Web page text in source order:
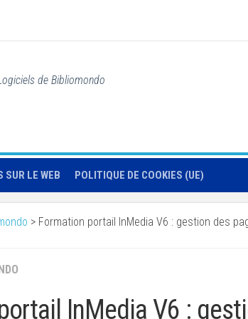
de Bibliomondo
SUR LE WEB POLITIQUE DE COOKIES (UE)
> Formation portail InMedia V6 : gestion des
InMedia V6 :